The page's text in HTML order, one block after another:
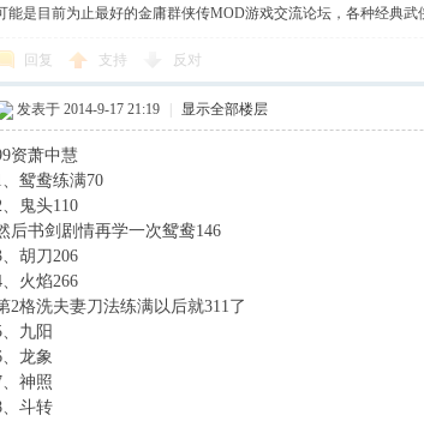
能是目前为止最好的金庸群侠传MOD游戏交流论坛，各种经典
回复 支持 反对
发表于 2014-9-17 21:19 显示全部楼层
资萧中慧
、鸳鸯练满70
、鬼头110
后书剑剧情再学一次鸳鸯146
、胡刀206
、火焰266
2格洗夫妻刀法练满以后就311了
、九阳
、龙象
、神照
、斗转